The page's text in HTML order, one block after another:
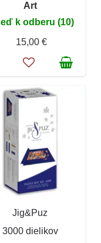
Art
k odberu (10)
15,00 €
Jig&Puz
3000 dielikov